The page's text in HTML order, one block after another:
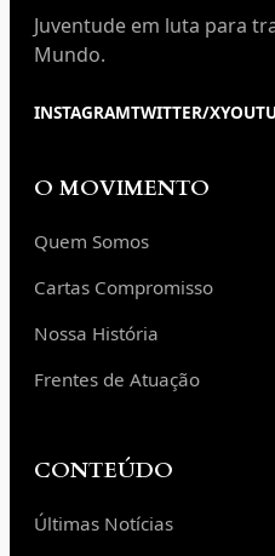
Juventude em luta para
Mundo.
INSTAGRAMTWITTER/X
O MOVIMENTO
Quem Somos
Cartas Compromisso
Nossa História
Frentes de Atuação
CONTEÚDO
Últimas Notícias